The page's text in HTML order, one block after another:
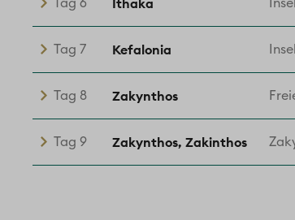
Tag 6 Ithaka
Tag 7 Kefalonia
Tag 8 Zakynthos
Tag 9 Zakynthos, Zakinthos